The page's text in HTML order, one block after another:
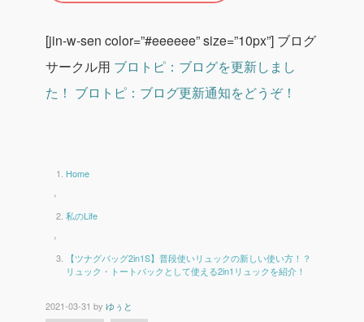
[jin-w-sen color=”#eeeeee” size=”10px”] ブログ
サークル用 ブロトピ：ブログを更新しまし
た！ ブロトピ：ブログ更新通知をどうぞ！
Home
›
私のLife
›
【ツナグバッグ2in1S】普段使いリュックの新しい使い方！？
リュック・トートバックとして使える2in1リュックを紹介！
2021-03-31 by ゆぅと